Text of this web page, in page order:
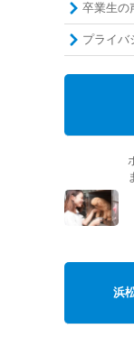
卒業生の
プライバ
浜